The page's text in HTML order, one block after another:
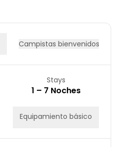
Campistas bienvenidos
Stays
1 – 7 Noches
Equipamiento básico